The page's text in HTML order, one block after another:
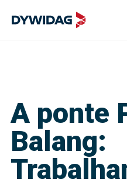
A ponte
Balang: